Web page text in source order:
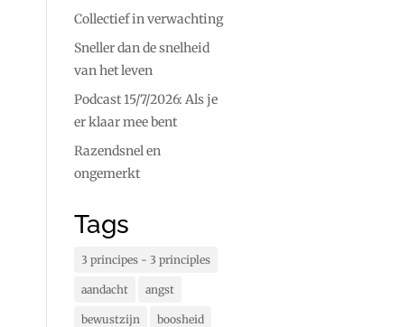
Collectief in verwachting
Sneller dan de snelheid
van het leven
Podcast 15/7/2026: Als je
er klaar mee bent
Razendsnel en
ongemerkt
Tags
3 principes - 3 principles
aandacht angst
bewustzijn boosheid